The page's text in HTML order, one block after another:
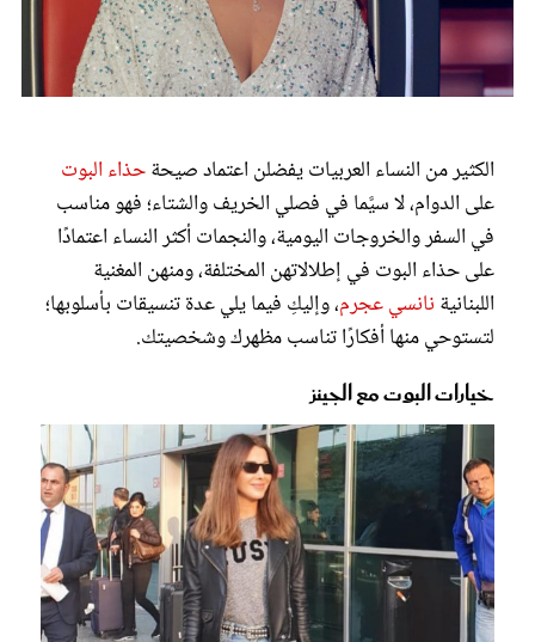
الكثير من النساء العربيات يفضلن اعتماد صيحةحذاء البوت
على الدوام، لا سيَّما في فصلي الخريف والشتاء؛ فهو مناسب
في السفر والخروجات اليومية، والنجمات أكثر النساء اعتمادًا
على حذاء البوت في إطلالاتهن المختلفة، ومنهن المغنية
اللبنانية نانسي عجرم، وإليكِ فيما يلي عدة تنسيقات بأسلوبها؛
لتستوحي منها أفكارًا تناسب مظهرك وشخصيتك.
خيارات البوت مع الجينز
عروس سيدتي
مجلة سيدتي
غلاف رفمي